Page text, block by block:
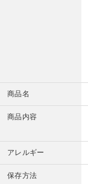
商品名
商品内容
アレルギー
保存方法